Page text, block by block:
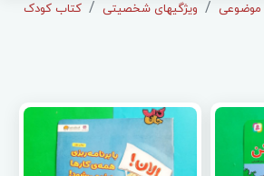
ویژگیهای شخصیتی کتاب کودک